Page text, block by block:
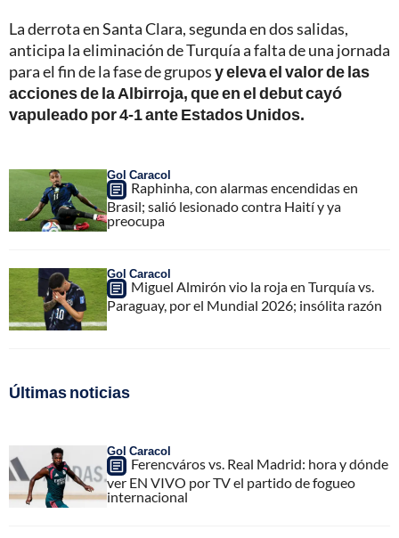
La derrota en Santa Clara, segunda en dos salidas,
anticipa la eliminación de Turquía a falta de una jornada
para el fin de la fase de gruposy eleva el valor de las
acciones de la Albirroja, que en el debut cayó
vapuleado por 4-1 ante Estados Unidos.
Gol Caracol
Raphinha, con alarmas encendidas en
Brasil; salió lesionado contra Haití y ya
preocupa
Gol Caracol
Miguel Almirón vio la roja en Turquía vs.
Paraguay, por el Mundial 2026; insólita razón
Últimas noticias
Gol Caracol
Ferencváros vs. Real Madrid: hora y dónde
ver EN VIVO por TV el partido de fogueo
internacional